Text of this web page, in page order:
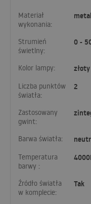
Materiał
wykonania:
Strumień
świetlny:
0 -
Kolor lampy: złoty
Liczba punktów
światła:
2
Zastosowany
gwint:
Barwa światła:
Temperatura
barwy :
Źródło światła
w komplecie:
Tak